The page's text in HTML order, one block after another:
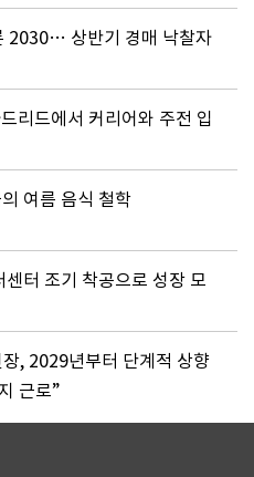
2030… 상반기 경매 낙찰자
리드에서 커리어와 주전 입
여름 음식 철학
터 조기 착공으로 성장 모
, 2029년부터 단계적 상향
근로”